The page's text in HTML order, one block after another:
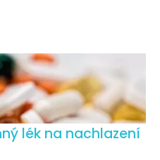
lék na nachlazení